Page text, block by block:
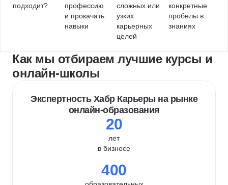
подходит?
профессию
и прокачать
навыки
сложных или
узких
карьерных
целей
конкретные
пробелы в
знаниях
Как мы отбираем лучшие курсы и
онлайн-школы
Экспертность Хабр Карьеры на рынке
онлайн-образования
20
лет
в бизнесе
400